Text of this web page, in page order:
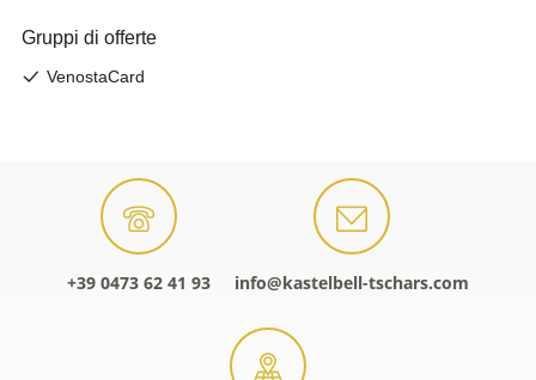
+39 0473 62 41 93 info@kastelbell-tschars.com